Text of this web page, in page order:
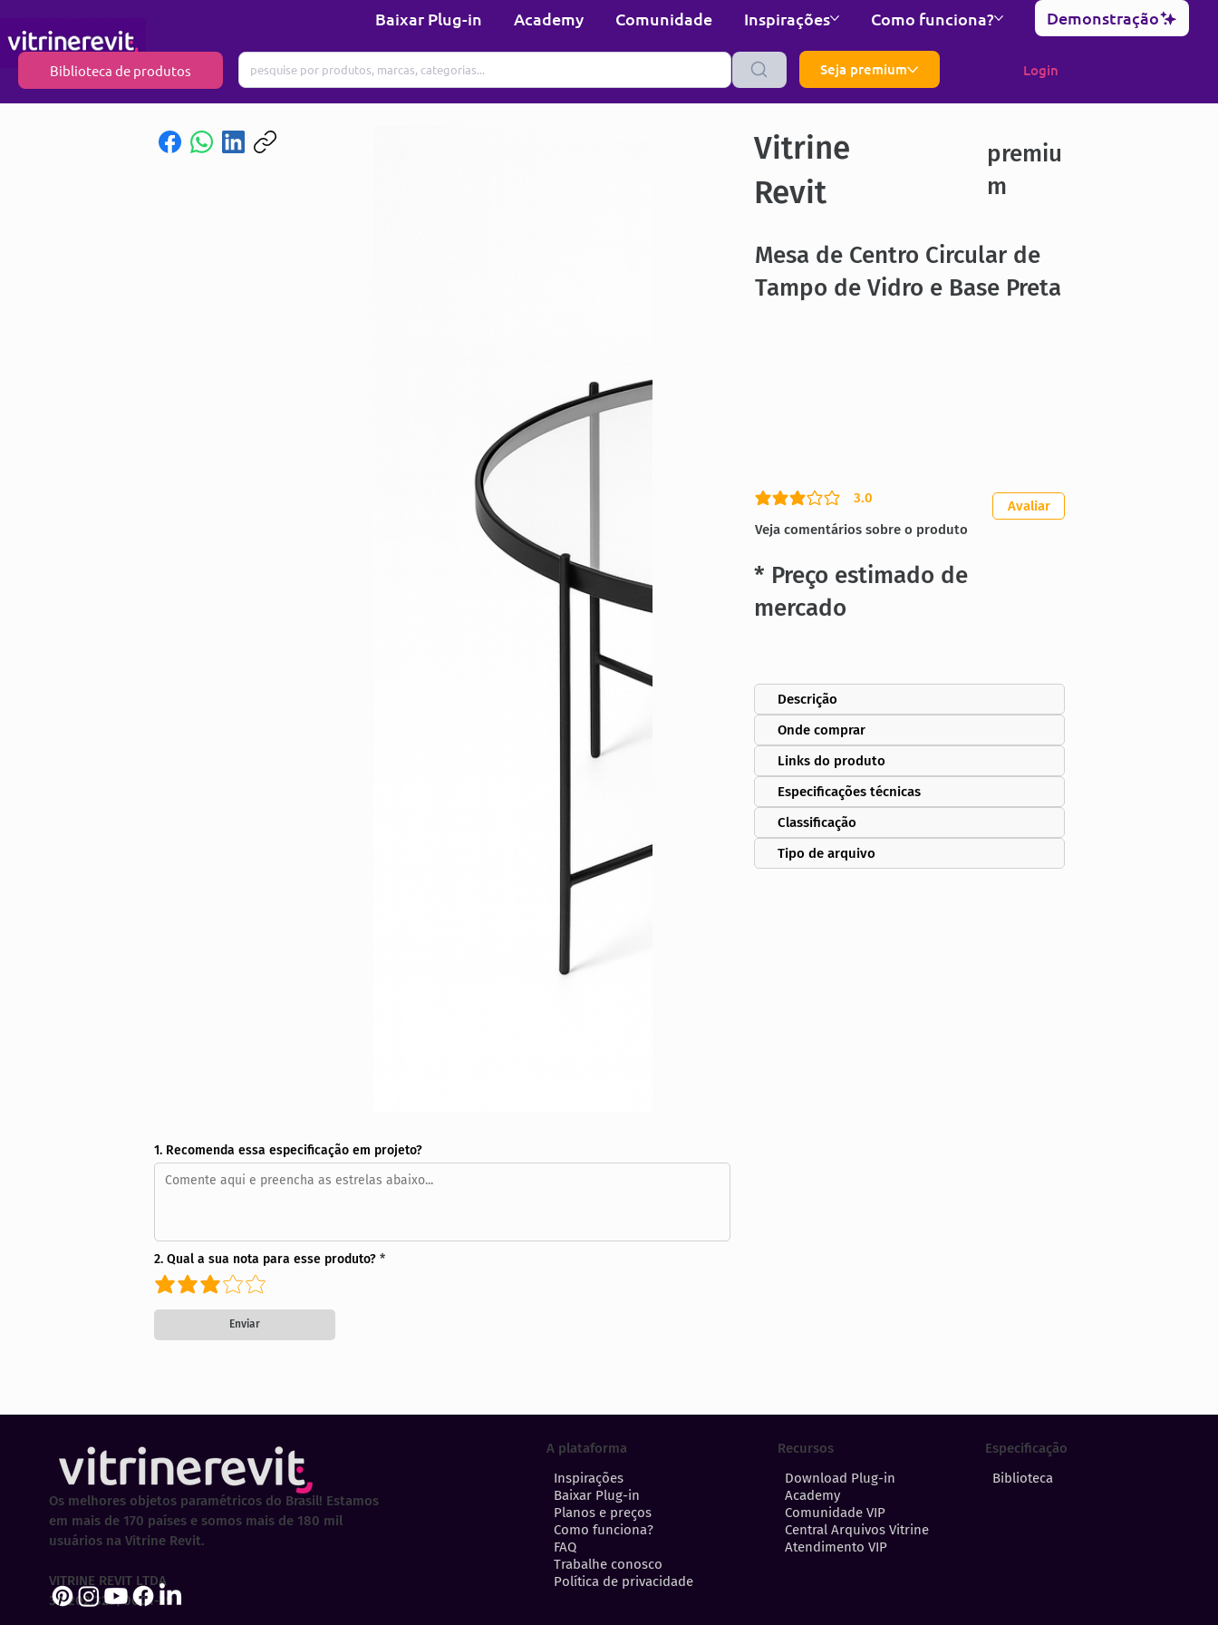
Baixar Plug-in Academy Comunidade Inspirações Como funciona? Demonstração
Biblioteca de produtos Seja premium Login
Vitrine
Revit
premiu
m
Mesa de Centro Circular de
Tampo de Vidro e Base Preta
3.0
classificação média é 3 de 5
Veja comentários sobre o produto
Avaliar
* Preço estimado de
mercado
Descrição
Onde comprar
Links do produto
Especificações técnicas
Classificação
Tipo de arquivo
1. Recomenda essa especificação em projeto?
2. Qual a sua nota para esse produto?
Enviar
A plataforma
Inspirações
Baixar Plug-in
Planos e preços
Como funciona?
FAQ
Trabalhe conosco
Política de privacidade
Recursos
Download Plug-in
Academy
Comunidade VIP
Central Arquivos Vitrine
Atendimento VIP
Especificação
Biblioteca
Os melhores objetos paramétricos do Brasil! Estamos
em mais de 170 países e somos mais de 180 mil
usuários na Vitrine Revit.
VITRINE REVIT LTDA
30.202.323/0001-29